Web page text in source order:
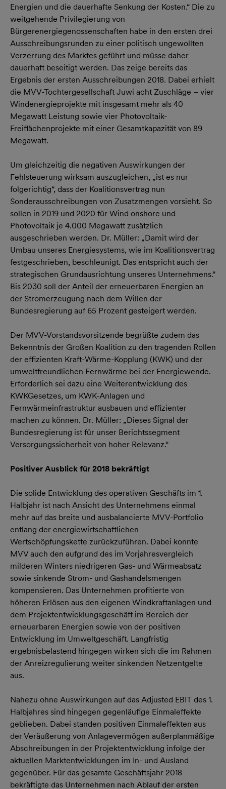
Energien und die dauerhafte Senkung der Kosten.“ Die zu
weitgehende Privilegierung von
Bürgerenergiegenossenschaften habe in den ersten drei
Ausschreibungsrunden zu einer politisch ungewollten
Verzerrung des Marktes geführt und müsse daher
dauerhaft beseitigt werden. Das zeige bereits das
Ergebnis der ersten Ausschreibungen 2018. Dabei erhielt
die MVV-Tochtergesellschaft Juwi acht Zuschläge – vier
Windenergieprojekte mit insgesamt mehr als 40
Megawatt Leistung sowie vier Photovoltaik-
Freiflächenprojekte mit einer Gesamtkapazität von 89
Megawatt.
Um gleichzeitig die negativen Auswirkungen der
Fehlsteuerung wirksam auszugleichen, „ist es nur
folgerichtig“, dass der Koalitionsvertrag nun
Sonderausschreibungen von Zusatzmengen vorsieht. So
sollen in 2019 und 2020 für Wind onshore und
Photovoltaik je 4.000 Megawatt zusätzlich
ausgeschrieben werden. Dr. Müller: „Damit wird der
Umbau unseres Energiesystems, wie im Koalitionsvertrag
festgeschrieben, beschleunigt. Das entspricht auch der
strategischen Grundausrichtung unseres Unternehmens.“
Bis 2030 soll der Anteil der erneuerbaren Energien an
der Stromerzeugung nach dem Willen der
Bundesregierung auf 65 Prozent gesteigert werden.
Der MVV-Vorstandsvorsitzende begrüßte zudem das
Bekenntnis der Großen Koalition zu den tragenden Rollen
der effizienten Kraft-Wärme-Kopplung (KWK) und der
umweltfreundlichen Fernwärme bei der Energiewende.
Erforderlich sei dazu eine Weiterentwicklung des
KWKGesetzes, um KWK-Anlagen und
Fernwärmeinfrastruktur ausbauen und effizienter
machen zu können. Dr. Müller: „Dieses Signal der
Bundesregierung ist für unser Berichtssegment
Versorgungssicherheit von hoher Relevanz.“
Positiver Ausblick für 2018 bekräftigt
Die solide Entwicklung des operativen Geschäfts im 1.
Halbjahr ist nach Ansicht des Unternehmens einmal
mehr auf das breite und ausbalancierte MVV-Portfolio
entlang der energiewirtschaftlichen
Wertschöpfungskette zurückzuführen. Dabei konnte
MVV auch den aufgrund des im Vorjahresvergleich
milderen Winters niedrigeren Gas- und Wärmeabsatz
sowie sinkende Strom- und Gashandelsmengen
kompensieren. Das Unternehmen profitierte von
höheren Erlösen aus den eigenen Windkraftanlagen und
dem Projektentwicklungsgeschäft im Bereich der
erneuerbaren Energien sowie von der positiven
Entwicklung im Umweltgeschäft. Langfristig
ergebnisbelastend hingegen wirken sich die im Rahmen
der Anreizregulierung weiter sinkenden Netzentgelte
aus.
Nahezu ohne Auswirkungen auf das Adjusted EBIT des 1.
Halbjahres sind hingegen gegenläufige Einmaleffekte
geblieben. Dabei standen positiven Einmaleffekten aus
der Veräußerung von Anlagevermögen außerplanmäßige
Abschreibungen in der Projektentwicklung infolge der
aktuellen Marktentwicklungen im In- und Ausland
gegenüber. Für das gesamte Geschäftsjahr 2018
bekräftigte das Unternehmen nach Ablauf der ersten